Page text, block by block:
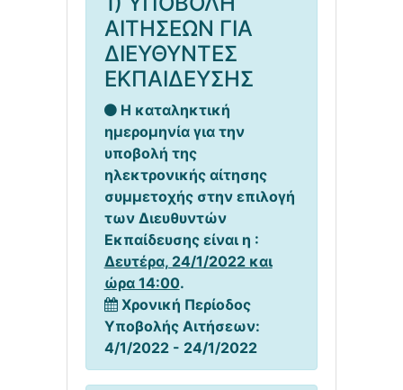
ΑΙΤΗΣΕΩΝ ΓΙΑ
ΔΙΕΥΘΥΝΤΕΣ
ΕΚΠΑΙΔΕΥΣΗΣ
Η καταληκτική
ημερομηνία για την
υποβολή της
ηλεκτρονικής αίτησης
συμμετοχής στην επιλογή
των Διευθυντών
Εκπαίδευσης είναι η :
Δευτέρα, 24/1/2022 και
ώρα 14:00.
Χρονική Περίοδος
Υποβολής Αιτήσεων:
4/1/2022 - 24/1/2022